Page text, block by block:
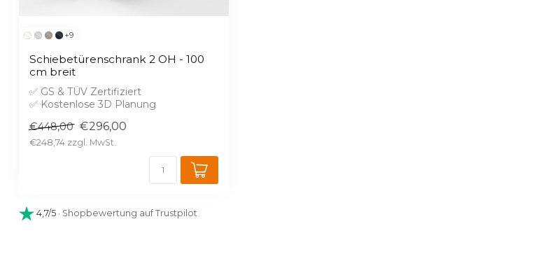
+9
Schiebetürenschrank 2 OH - 100
cm breit
✅ GS & TÜV Zertifiziert
✅ Kostenlose 3D Planung
€448,00 €296,00
€248,74
4,7/5 · Shopbewertung auf Trustpilot